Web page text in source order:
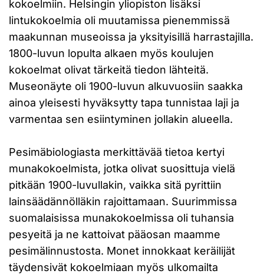
kokoelmiin. Helsingin yliopiston lisäksi
lintukokoelmia oli muutamissa pienemmissä
maakunnan museoissa ja yksityisillä harrastajilla.
1800-luvun lopulta alkaen myös koulujen
kokoelmat olivat tärkeitä tiedon lähteitä.
Museonäyte oli 1900-luvun alkuvuosiin saakka
ainoa yleisesti hyväksytty tapa tunnistaa laji ja
varmentaa sen esiintyminen jollakin alueella.
Pesimäbiologiasta merkittävää tietoa kertyi
munakokoelmista, jotka olivat suosittuja vielä
pitkään 1900-luvullakin, vaikka sitä pyrittiin
lainsäädännölläkin rajoittamaan. Suurimmissa
suomalaisissa munakokoelmissa oli tuhansia
pesyeitä ja ne kattoivat pääosan maamme
pesimälinnustosta. Monet innokkaat keräilijät
täydensivät kokoelmiaan myös ulkomailta